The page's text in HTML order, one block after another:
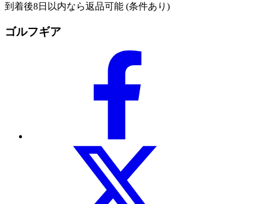
到着後8日以内なら返品可能 (条件あり)
ゴルフギア